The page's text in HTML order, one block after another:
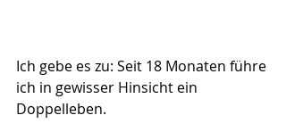
Ich gebe es zu: Seit 18 Monaten führe
ich in gewisser Hinsicht ein
Doppelleben.